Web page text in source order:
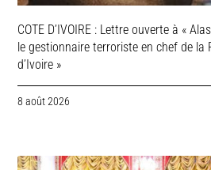
COTE D’IVOIRE : Lettre ouverte à «
le gestionnaire terroriste en chef de la
d’Ivoire »
8 août 2026